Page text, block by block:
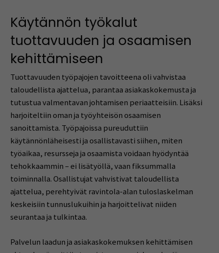
Käytännön työkalut
tuottavuuden ja osaamisen
kehittämiseen
Tuottavuuden työpajojen tavoitteena oli vahvistaa
taloudellista ajattelua, parantaa asiakaskokemusta ja
tutustua valmentavan johtamisen periaatteisiin. Lisäksi
harjoiteltiin oman ja työyhteisön osaamisen
sanoittamista. Työpajoissa pureuduttiin
käytännönläheisesti ja osallistavasti siihen, miten
työaikaa, resursseja ja osaamista voidaan hyödyntää
tehokkaammin – ei lisätyöllä, vaan fiksummalla
toiminnalla. Osallistujat vahvistivat taloudellista
ajattelua, perehtyivät ravintola-alan tuloslaskelman
keskeisiin tunnuslukuihin ja harjoittelivat niiden
seurantaa ja tulkintaa.
Palvelun laadun ja asiakaskokemuksen kehittämisen